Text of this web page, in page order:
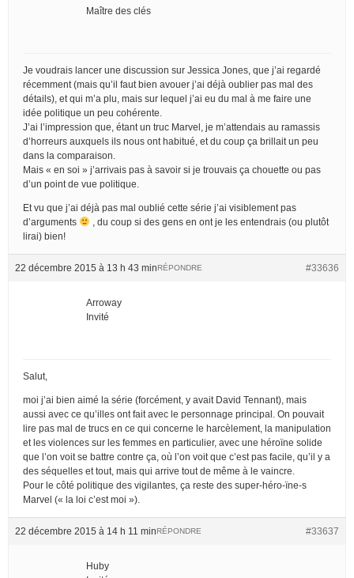
Maître des clés
Je voudrais lancer une discussion sur Jessica Jones, que j’ai regardé
récemment (mais qu’il faut bien avouer j’ai déjà oublier pas mal des
détails), et qui m’a plu, mais sur lequel j’ai eu du mal à me faire une
idée politique un peu cohérente.
J’ai l’impression que, étant un truc Marvel, je m’attendais au ramassis
d’horreurs auxquels ils nous ont habitué, et du coup ça brillait un peu
dans la comparaison.
Mais « en soi » j’arrivais pas à savoir si je trouvais ça chouette ou pas
d’un point de vue politique.
Et vu que j’ai déjà pas mal oublié cette série j’ai visiblement pas
d’arguments
, du coup si des gens en ont je les entendrais (ou plutôt
lirai) bien!
22 décembre 2015 à 13 h 43 min #33636
RÉPONDRE
Arroway
Invité
Salut,
moi j’ai bien aimé la série (forcément, y avait David Tennant), mais
aussi avec ce qu’illes ont fait avec le personnage principal. On pouvait
lire pas mal de trucs en ce qui concerne le harcèlement, la manipulation
et les violences sur les femmes en particulier, avec une héroïne solide
que l’on voit se battre contre ça, où l’on voit que c’est pas facile, qu’il y a
des séquelles et tout, mais qui arrive tout de même à le vaincre.
Pour le côté politique des vigilantes, ça reste des super-héro-ïne-s
Marvel (« la loi c’est moi »).
22 décembre 2015 à 14 h 11 min #33637
RÉPONDRE
Huby